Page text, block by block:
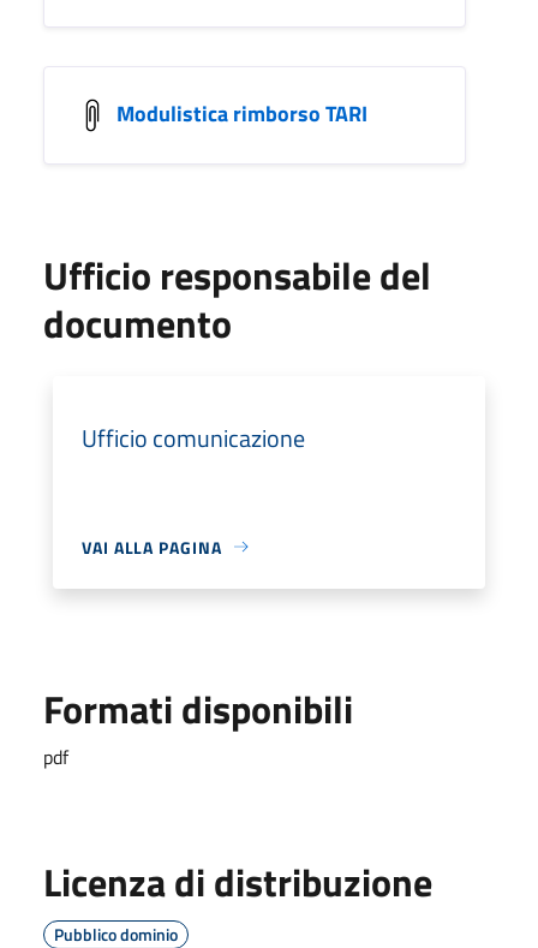
Modulistica rimborso TARI
Ufficio responsabile del
documento
Ufficio comunicazione
VAI ALLA PAGINA
Formati disponibili
pdf
Licenza di distribuzione
Pubblico dominio